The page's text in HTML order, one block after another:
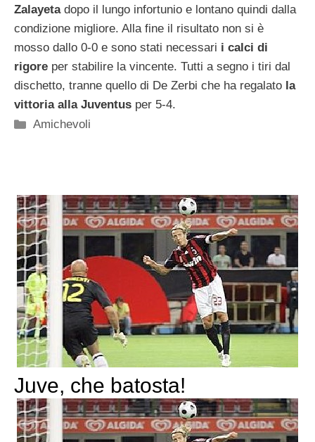
Zalayeta dopo il lungo infortunio e lontano quindi dalla
condizione migliore. Alla fine il risultato non si è
mosso dallo 0-0 e sono stati necessari i calci di
rigore per stabilire la vincente. Tutti a segno i tiri dal
dischetto, tranne quello di De Zerbi che ha regalato la
vittoria alla Juventus per 5-4.
Categorie
Amichevoli
Juve, che batosta!